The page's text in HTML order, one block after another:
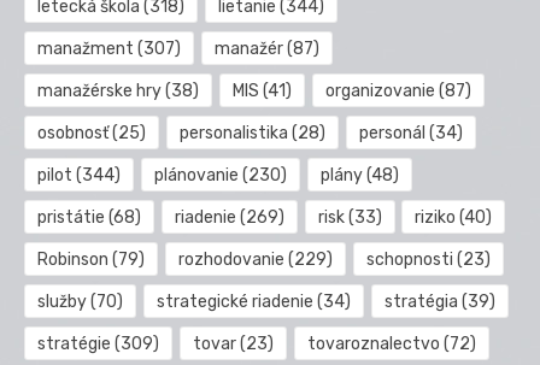
letecká škola (318) lietanie (344)
manažment (307) manažér(87)
manažérske hry(38) MIS (41) organizovanie (87)
osobnosť(25) personalistika (28) personál (34)
pilot (344) plánovanie (230) plány(48)
pristátie (68) riadenie (269) risk(33) riziko (40)
Robinson (79) rozhodovanie (229) schopnosti (23)
služby(70) strategické riadenie (34) stratégia (39)
stratégie (309) tovar(23) tovaroznalectvo (72)